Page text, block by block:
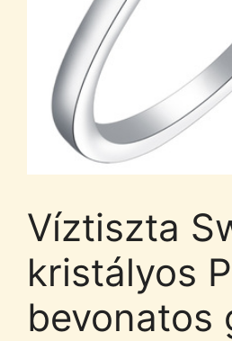
Víztiszta
kristályos
bevonatos